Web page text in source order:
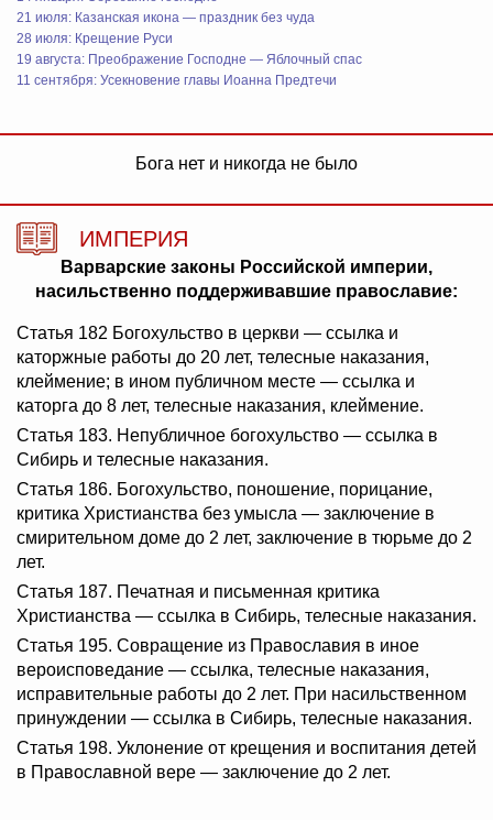
21 июля: Казанская икона — праздник без чуда
28 июля: Крещение Руси
19 августа: Преображение Господне — Яблочный спас
11 сентября: Усекновение главы Иоанна Предтечи
Бога нет и никогда не было
ИМПЕРИЯ
Варварские законы Российской империи,
насильственно поддерживавшие православие:
Статья 182 Богохульство в церкви — ссылка и
каторжные работы до 20 лет, телесные наказания,
клеймение; в ином публичном месте — ссылка и
каторга до 8 лет, телесные наказания, клеймение.
Статья 183. Непубличное богохульство — ссылка в
Сибирь и телесные наказания.
Статья 186. Богохульство, поношение, порицание,
критика Христианства без умысла — заключение в
смирительном доме до 2 лет, заключение в тюрьме до 2
лет.
Статья 187. Печатная и письменная критика
Христианства — ссылка в Сибирь, телесные наказания.
Статья 195. Совращение из Православия в иное
вероисповедание — ссылка, телесные наказания,
исправительные работы до 2 лет. При насильственном
принуждении — ссылка в Сибирь, телесные наказания.
Статья 198. Уклонение от крещения и воспитания детей
в Православной вере — заключение до 2 лет.